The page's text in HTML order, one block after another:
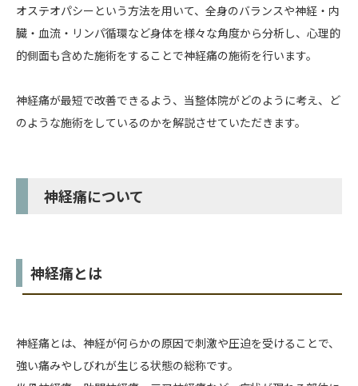
オステオパシーという方法を用いて、全身のバランスや神経・内
臓・血流・リンパ循環など身体を様々な角度から分析し、心理的
的側面も含めた施術をすることで神経痛の施術を行います。
神経痛が最短で改善できるよう、当整体院がどのように考え、ど
のような施術をしているのかを解説させていただきます。
神経痛について
神経痛とは
神経痛とは、神経が何らかの原因で刺激や圧迫を受けることで、
強い痛みやしびれが生じる状態の総称です。